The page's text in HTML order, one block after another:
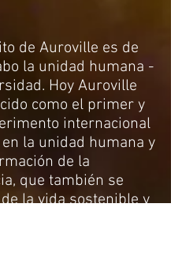
de Auroville es de
la unidad humana -
Hoy Auroville
como el primer y
internacional
la unidad humana y
de la
que también se
la vida sostenible y